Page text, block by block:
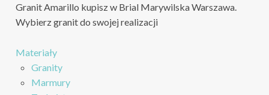
Granit Amarillo kupisz w Brial Marywilska Warszawa.
Wybierz granit do swojej realizacji
Materiały
Granity
Marmury